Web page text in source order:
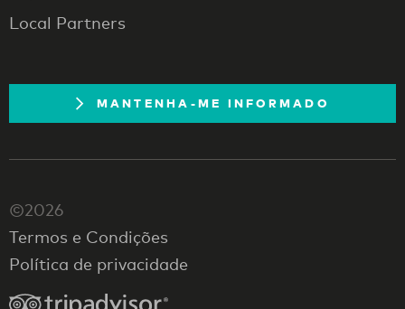
Local Partners
MANTENHA-ME INFORMADO
©2026
Termos e Condições
Política de privacidade